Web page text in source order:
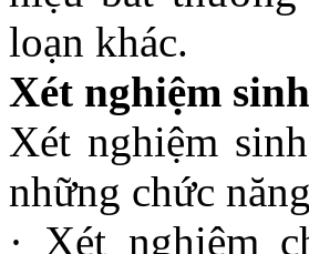
loạn khác.
Xét nghiệm
Xét nghiệm
những chức
· Xét nghiệm